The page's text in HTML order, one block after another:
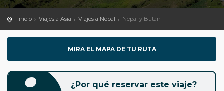
Inicio Viajes a Asia Viajes a Nepal Nepal y Bután
MIRA EL MAPA DE TU RUTA
¿Por qué reservar este viaje?